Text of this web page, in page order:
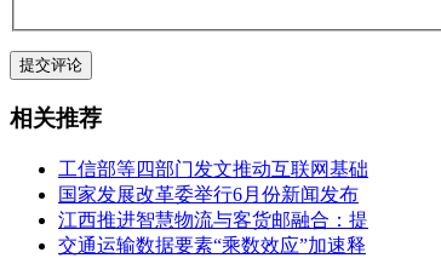
相关推荐
工信部等四部门发文推动互联网基础
国家发展改革委举行6月份新闻发布
江西推进智慧物流与客货邮融合：提
交通运输数据要素“乘数效应”加速释